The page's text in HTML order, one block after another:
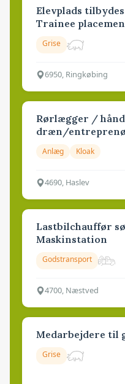
Elevplads
Trainee
Grise
6950, Ringkøbing
Rørlægger /
dræn/
Anlæg Kloak
4690, Haslev
Lastbilchauffør
Maskinstation
Godstransport
4700, Næstved
Medarbejdere til
Grise